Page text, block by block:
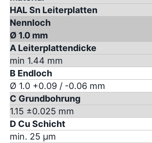
HAL Sn Leiterplatten
Nennloch
Ø 1.0 mm
A Leiterplattendicke
min 1.44 mm
B Endloch
Ø 1.0 +0.09 / -0.06 mm
C Grundbohrung
1.15 ±0.025 mm
D Cu Schicht
min. 25 µm